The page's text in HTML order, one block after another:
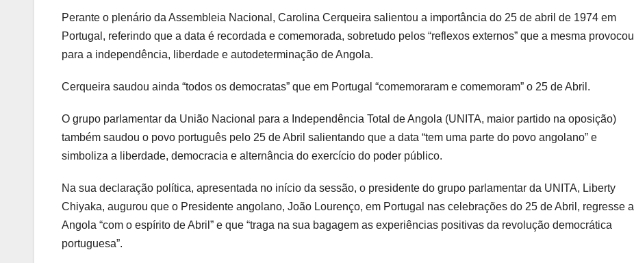
Perante o plenário da Assembleia Nacional, Carolina Cerqueira salientou a importância do 25 de abril de 1974 em
Portugal, referindo que a data é recordada e comemorada, sobretudo pelos “reflexos externos” que a mesma provocou
para a independência, liberdade e autodeterminação de Angola.
Cerqueira saudou ainda “todos os democratas” que em Portugal “comemoraram e comemoram” o 25 de Abril.
O grupo parlamentar da União Nacional para a Independência Total de Angola (UNITA, maior partido na oposição)
também saudou o povo português pelo 25 de Abril salientando que a data “tem uma parte do povo angolano” e
simboliza a liberdade, democracia e alternância do exercício do poder público.
Na sua declaração política, apresentada no início da sessão, o presidente do grupo parlamentar da UNITA, Liberty
Chiyaka, augurou que o Presidente angolano, João Lourenço, em Portugal nas celebrações do 25 de Abril, regresse a
Angola “com o espírito de Abril” e que “traga na sua bagagem as experiências positivas da revolução democrática
portuguesa”.